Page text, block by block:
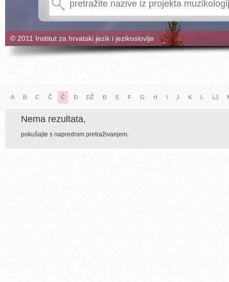
© 2011 Institut za hrvatski jezik i jezikoslovlje
A B C Č Ć D DŽ Đ E F G H I J K L LJ
Nema rezultata,
pokušajte s naprednim pretraživanjem.